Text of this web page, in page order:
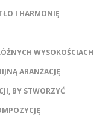
I HARMONIĘ
WYSOKOŚCIACH
ARANŻACJĘ
BY STWORZYĆ